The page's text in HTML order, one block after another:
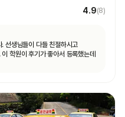
4.9(8)
선생님들이 다들 친절하시고
학원이 후기가 좋아서 등록했는데